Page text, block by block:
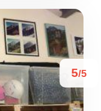
5/5